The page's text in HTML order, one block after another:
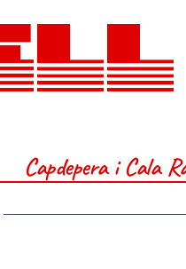
Capdepera i Cala